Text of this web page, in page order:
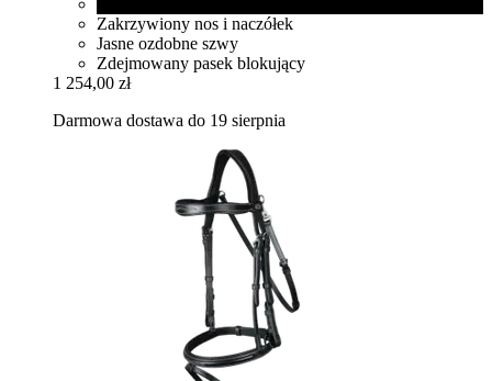
Zakrzywiony nos i naczółek
Jasne ozdobne szwy
Zdejmowany pasek blokujący
1 254,00 zł
Darmowa dostawa do 19 sierpnia